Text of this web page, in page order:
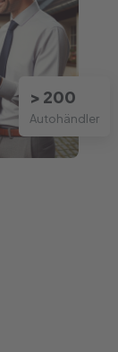
> 200
Autohändler